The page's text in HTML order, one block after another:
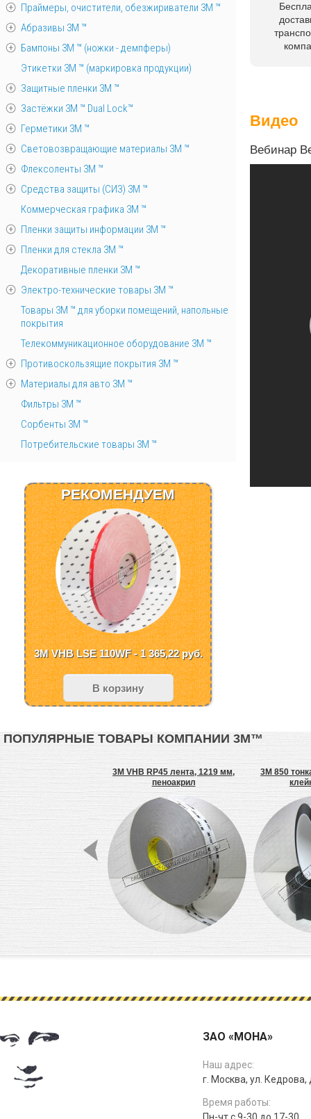
Видео
Вебинар
Праймеры, очистители, обезжириватели 3М ™
Абразивы 3М ™
Бампоны 3М ™ (ножки - демпферы)
Этикетки 3М ™ (маркировка продукции)
Защитные пленки 3М ™
Застёжки 3М ™ Dual Lock™
Герметики 3М ™
Световозвращающие материалы 3М ™
Флексоленты 3М ™
Средства защиты (СИЗ) 3M ™
Коммерческая графика 3М ™
Пленки защиты информации 3М ™
Пленки для стекла 3М ™
Декоративные пленки 3М ™
Электро-технические товары 3М ™
Товары 3М ™ для уборки помещений, напольные
покрытия
Телекоммуникационное оборудование 3М ™
Противоскользящие покрытия 3М ™
Материалы для авто 3М ™
Фильтры 3М ™
Сорбенты 3М ™
Потребительские товары 3М ™
РЕКОМЕНДУЕМ
3M VHB LSE 110WF - 1 365,22руб.
В корзину
ПОПУЛЯРНЫЕ ТОВАРЫ КОМПАНИИ 3М™
3M VHB RP45 лента, 1219 мм,
пеноакрил
3M 850
ЗАО «МОНА»
Наш адрес:
г. Москва, ул. Кедрова,
Время работы: